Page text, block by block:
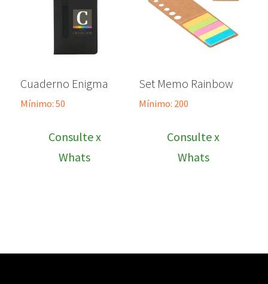
Cuaderno Enigma
Mínimo: 50
Consulte x
Whats
Set Memo Rainbow
Mínimo: 200
Consulte x
Whats